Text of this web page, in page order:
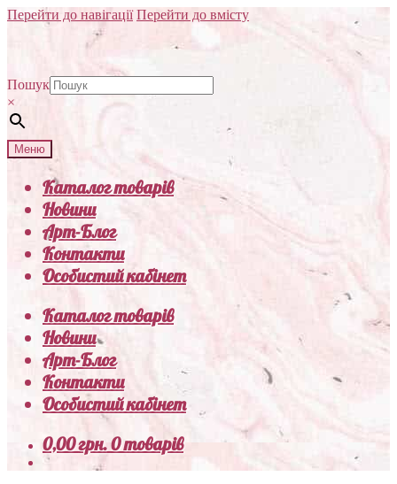
Перейти до навігації Перейти до вмісту
Пошук
×
Меню
Каталог товарів
Новини
Арт-Блог
Контакти
Особистий кабінет
Каталог товарів
Новини
Арт-Блог
Контакти
Особистий кабінет
0,00грн.0 товарів